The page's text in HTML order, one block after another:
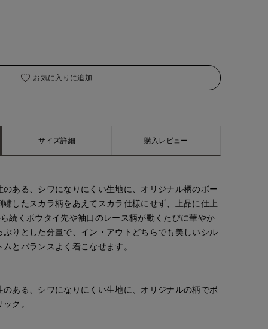
お気に入りに追加
サイズ詳細 購入レビュー
ある、シワになりにくい生地に、オリジナル柄のボー
したスカラ柄をあえてスカラ仕様にせず、上品に仕上
続くボウタイ先や袖口のレース柄が動くたびに華やか
ぷりとした分量で、イン・アウトどちらでも美しいシル
とバランスよく着こなせます。
ある、シワになりにくい生地に、オリジナルの柄でボ
ク。